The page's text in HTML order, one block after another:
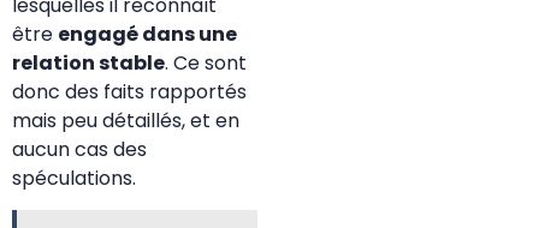
être engagé dans une
relation stable. Ce sont
donc des faits rapportés
mais peu détaillés, et en
aucun cas des
spéculations.